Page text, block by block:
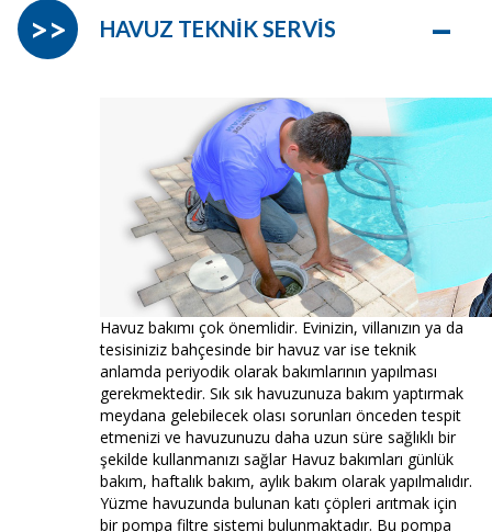
HAVUZ TEKNİK SERVİS –
>>
Havuz bakımı çok önemlidir. Evinizin, villanızın ya da
tesisiniziz bahçesinde bir havuz var ise teknik
anlamda periyodik olarak bakımlarının yapılması
gerekmektedir. Sık sık havuzunuza bakım yaptırmak
meydana gelebilecek olası sorunları önceden tespit
etmenizi ve havuzunuzu daha uzun süre sağlıklı bir
şekilde kullanmanızı sağlar Havuz bakımları günlük
bakım, haftalık bakım, aylık bakım olarak yapılmalıdır.
Yüzme havuzunda bulunan katı çöpleri arıtmak için
bir pompa filtre sistemi bulunmaktadır. Bu pompa